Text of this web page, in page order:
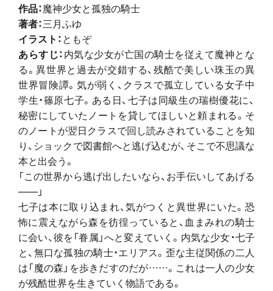
作品：魔神少女と孤独の騎士
著者：三月ふゆ
イラスト：ともぞ
あらすじ：内気な少女が亡国の騎士を従えて魔神とな
る。異世界と過去が交錯する、残酷で美しい珠玉の異
世界冒険譚。気が弱く、クラスで孤立している女子中
学生・篠原七子。ある日、七子は同級生の瑞樹優花に、
秘密にしていたノートを貸してほしいと頼まれる。そ
のノートが翌日クラスで回し読みされていることを知
り、ショックで図書館へと逃げ込むが、そこで不思議な
本と出会う。
「この世界から逃げ出したいなら、お手伝いしてあげる
――」
七子は本に取り込まれ、気がつくと異世界にいた。恐
怖に震えながら森を彷徨っていると、血まみれの騎士
に会い、彼を「眷属」へと変えていく。内気な少女・七子
と、無口な孤独の騎士・エリアス。歪な主従関係の二人
は「魔の森」を歩きだすのだが……。これは一人の少女
が残酷世界を生きていく物語である。